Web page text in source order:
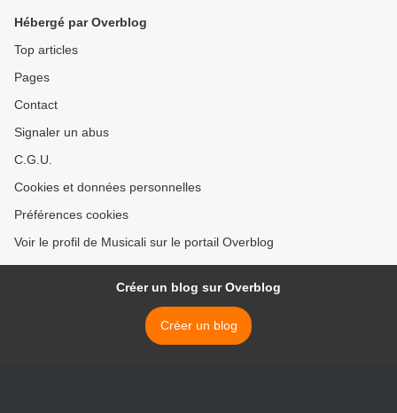
Hébergé par Overblog
Top articles
Pages
Contact
Signaler un abus
C.G.U.
Cookies et données personnelles
Préférences cookies
Voir le profil de Musicali sur le portail Overblog
Créer un blog sur Overblog
Créer un blog